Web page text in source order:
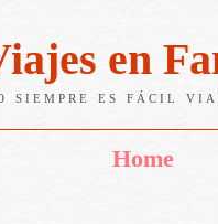
en
siempre es fácil
Home